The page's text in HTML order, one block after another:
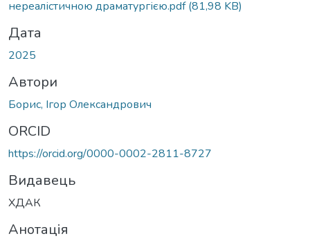
нереалістичною драматургією.pdf(81,98 KB)
Дата
2025
Автори
Борис, Ігор Олександрович
ORCID
https://orcid.org/0000-0002-2811-8727
Видавець
ХДАК
Анотація